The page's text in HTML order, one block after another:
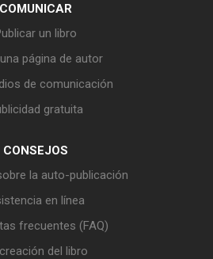
COMUNICAR
un libro
página de autor
de comunicación
gratuita
CONSEJOS
la auto-publicación
en línea
frecuentes (FAQ)
del libro